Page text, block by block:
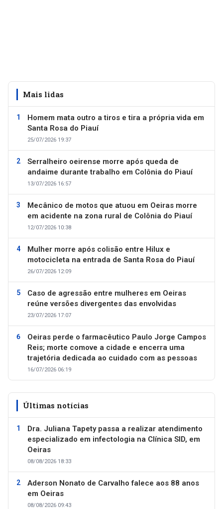
Mais lidas
Homem mata outro a tiros e tira a própria vida em
Santa Rosa do Piauí
25/07/2026 19:37
Serralheiro oeirense morre após queda de
andaime durante trabalho em Colônia do Piauí
13/07/2026 16:57
Mecânico de motos que atuou em Oeiras morre
em acidente na zona rural de Colônia do Piauí
12/07/2026 10:38
Mulher morre após colisão entre Hilux e
motocicleta na entrada de Santa Rosa do Piauí
26/07/2026 12:09
Caso de agressão entre mulheres em Oeiras
reúne versões divergentes das envolvidas
23/07/2026 17:07
Oeiras perde o farmacêutico Paulo Jorge Campos
Reis; morte comove a cidade e encerra uma
trajetória dedicada ao cuidado com as pessoas
16/07/2026 06:19
Últimas notícias
Dra. Juliana Tapety passa a realizar atendimento
especializado em infectologia na Clínica SID, em
Oeiras
08/08/2026 18:33
Aderson Nonato de Carvalho falece aos 88 anos
em Oeiras
08/08/2026 09:43